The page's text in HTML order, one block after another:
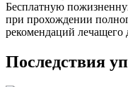
Бесплатную
при прохождении
рекомендаций лечащего
Последствия